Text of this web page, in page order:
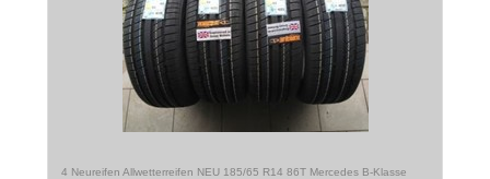
4 Neureifen Allwetterreifen NEU 185/65 R14 86T Mercedes B-Klasse